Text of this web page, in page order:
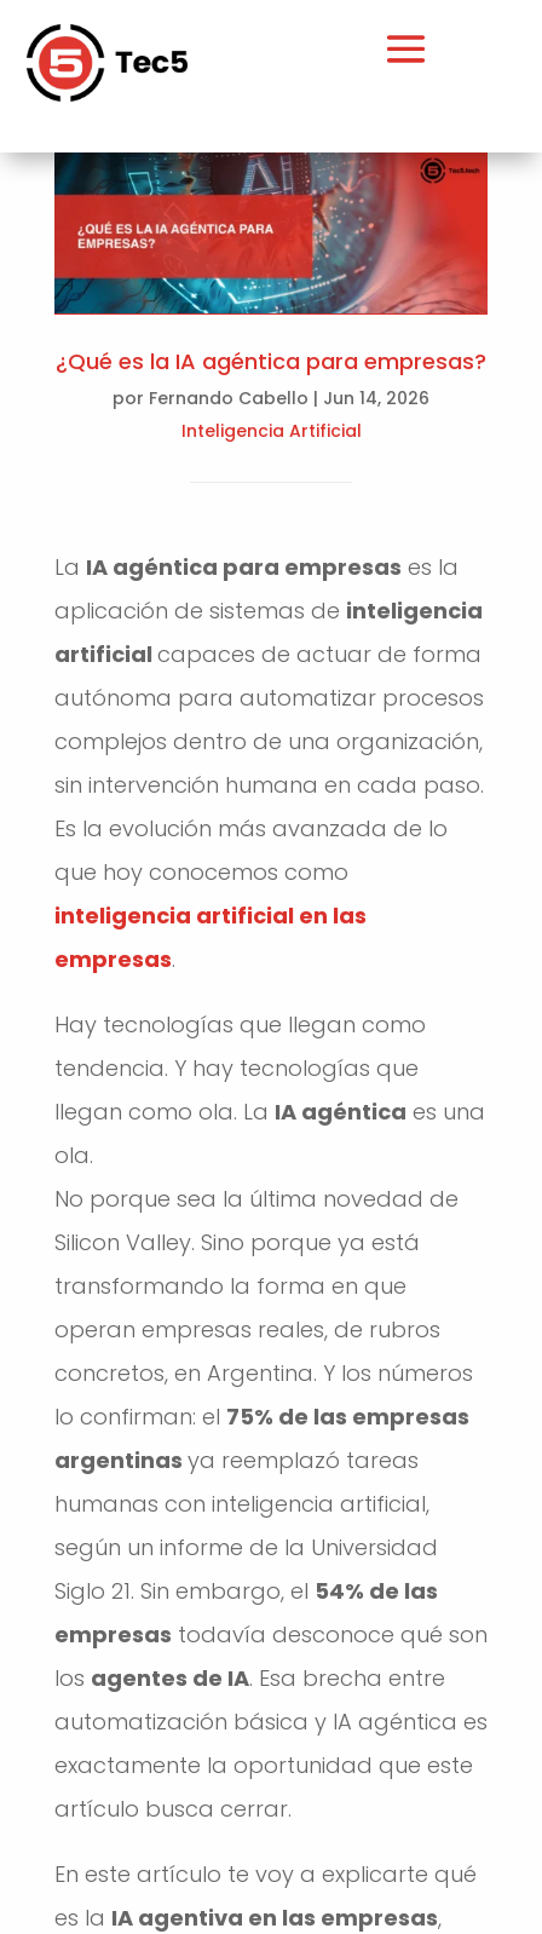
¿Qué es la IA agéntica para empresas?
por Fernando Cabello | Jun 14, 2026
Inteligencia Artificial
La IA agéntica para empresas es la
aplicación de sistemas de inteligencia
artificial capaces de actuar de forma
autónoma para automatizar procesos
complejos dentro de una organización,
sin intervención humana en cada paso.
Es la evolución más avanzada de lo
que hoy conocemos como
inteligencia artificial en las
empresas.
Hay tecnologías que llegan como
tendencia. Y hay tecnologías que
llegan como ola. La IA agéntica es una
ola.
No porque sea la última novedad de
Silicon Valley. Sino porque ya está
transformando la forma en que
operan empresas reales, de rubros
concretos, en Argentina. Y los números
lo confirman: el 75% de las empresas
argentinas ya reemplazó tareas
humanas con inteligencia artificial,
según un informe de la Universidad
Siglo 21. Sin embargo, el 54% de las
empresas todavía desconoce qué son
los agentes de IA. Esa brecha entre
automatización básica y IA agéntica es
exactamente la oportunidad que este
artículo busca cerrar.
En este artículo te voy a explicarte qué
es la IA agentiva en las empresas,